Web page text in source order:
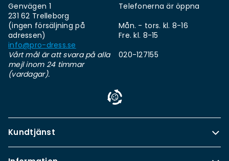
Genvägen 1
231 62 Trelleborg
(ingen försäljning på
adressen)
info@pro-dress.se
Vårt mål är att svara på alla
mejl inom 24 timmar
(vardagar).
Telefonerna är öppna
Mån. - tors. kl. 8-16
Fre. kl. 8-15
020-127155
Kundtjänst